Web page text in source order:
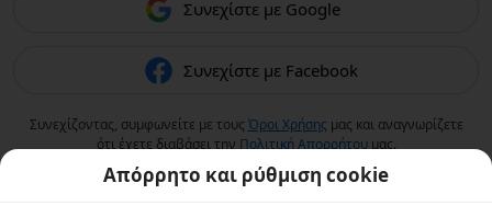
Συνεχίστε με Google
Συνεχίστε με Facebook
Συνεχίζοντας, συμφωνείτε με τους Όροι Χρήσης μας και αναγνωρίζετε
ότι έχετε διαβάσει την Πολιτική Aπορρήτουμας.
Απόρρητο και ρύθμιση cookie